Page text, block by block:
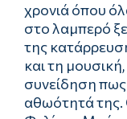
χρονιά όπου
στο λαμπερό
της
και τη μουσική,
συνείδηση
αθωότητά